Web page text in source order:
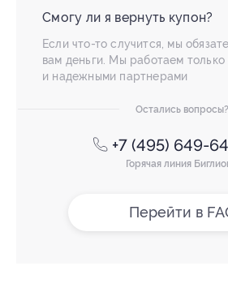
Смогу ли я вернуть купон?
Если что-то случится, мы
вам деньги. Мы работаем
и надежными партнерами
Остались вопросы?
+7 (495) 649-
Горячая линия
Перейти в